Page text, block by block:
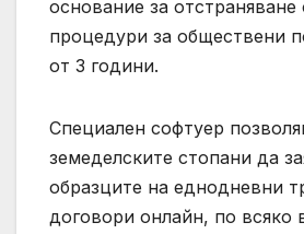
основание за отстраняване
процедури за обществени
от 3 години.
Специален софтуер
земеделските стопани да
образците на еднодневни
договори онлайн, по всяко